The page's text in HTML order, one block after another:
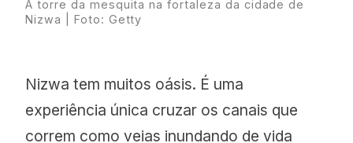
A torre da mesquita na fortaleza da cidade de
Nizwa | Foto: Getty
Nizwa tem muitos oásis. É uma
experiência única cruzar os canais que
correm como veias inundando de vida